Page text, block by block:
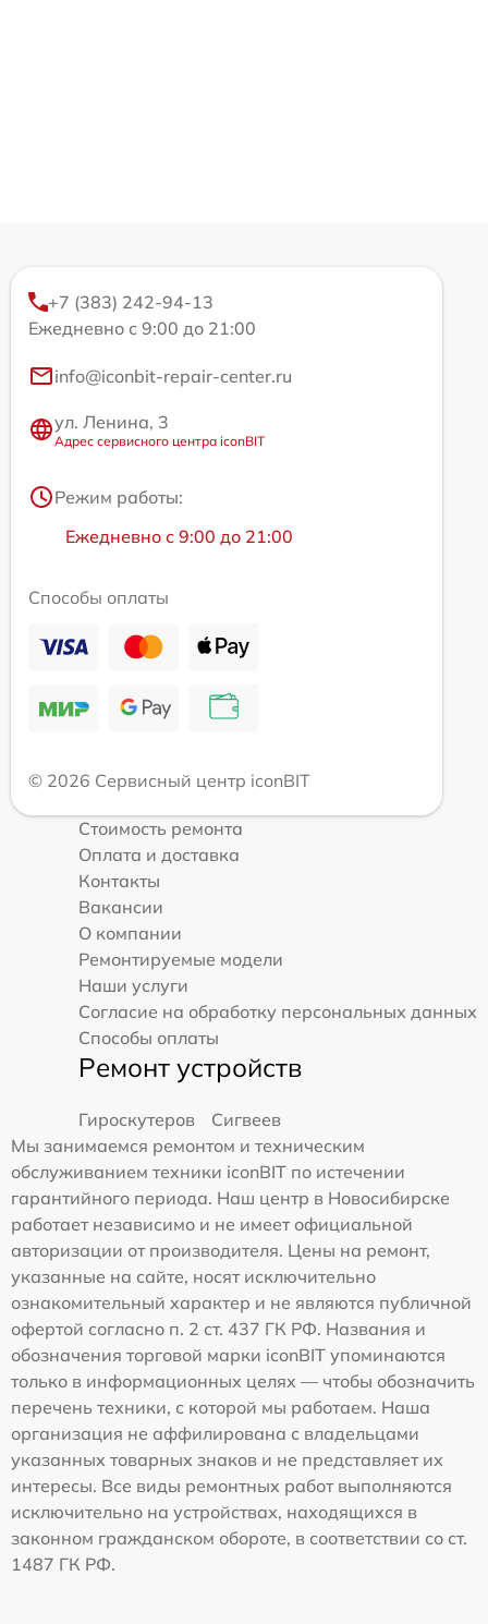
+7 (383) 242-94-13
Ежедневно с 9:00 до 21:00
info@iconbit-repair-center.ru
ул. Ленина, 3
Адрес сервисного центра iconBIT
Режим работы:
Ежедневно с 9:00 до 21:00
Способы оплаты
© 2026 Сервисный центр iconBIT
Стоимость ремонта
Оплата и доставка
Контакты
Вакансии
О компании
Ремонтируемые модели
Наши услуги
Согласие на обработку персональных данных
Способы оплаты
Ремонт устройств
Гироскутеров
Сигвеев
Мы занимаемся ремонтом и техническим
обслуживанием техники iconBIT по истечении
гарантийного периода. Наш центр в Новосибирске
работает независимо и не имеет официальной
авторизации от производителя. Цены на ремонт,
указанные на сайте, носят исключительно
ознакомительный характер и не являются публичной
офертой согласно п. 2 ст. 437 ГК РФ. Названия и
обозначения торговой марки iconBIT упоминаются
только в информационных целях — чтобы обозначить
перечень техники, с которой мы работаем. Наша
организация не аффилирована с владельцами
указанных товарных знаков и не представляет их
интересы. Все виды ремонтных работ выполняются
исключительно на устройствах, находящихся в
законном гражданском обороте, в соответствии со ст.
1487 ГК РФ.